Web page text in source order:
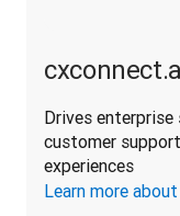
Drives
customer
experiences
Learn more